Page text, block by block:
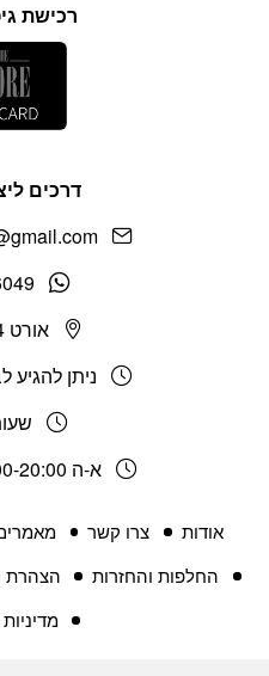
אודות צרו קשר
החלפות והחזרות
הצהרת
דרכים
אורט 24 | אשקלון
ניתן להגיע
א-ה 10:00-20:00 ו 9:00-14:00
רכישת